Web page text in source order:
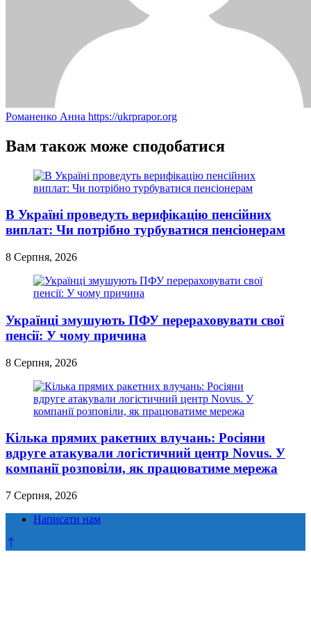
Романенко Анна https://ukrprapor.org
Вам також може сподобатися
В Україні проведуть верифікацію пенсійних
виплат: Чи потрібно турбуватися пенсіонерам
8 Серпня, 2026
Українці змушують ПФУ перераховувати свої
пенсії: У чому причина
8 Серпня, 2026
Кілька прямих ракетних влучань: Росіяни
вдруге атакували логістичний центр Novus. У
компанії розповіли, як працюватиме мережа
7 Серпня, 2026
Написати нам
Прокрутка
до